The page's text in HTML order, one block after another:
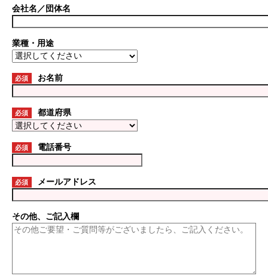
会社名／団体名
業種・用途
必須 お名前
必須 都道府県
必須 電話番号
必須 メールアドレス
その他、ご記入欄